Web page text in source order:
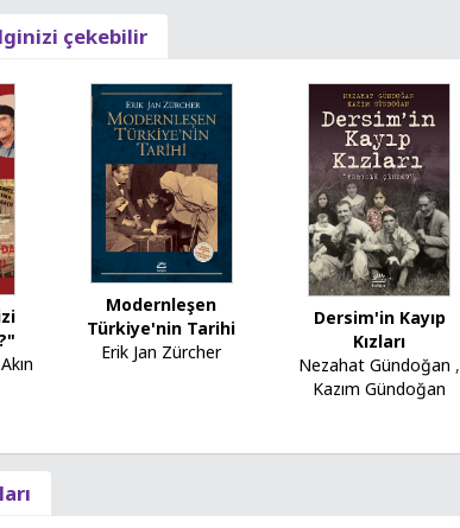
çekebilir
Modernleşen
Türkiye'nin Tarihi
Erik Jan Zürcher
Dersim'in Kayıp
Kızları
Nezahat Gündoğan ,
Kazım Gündoğan